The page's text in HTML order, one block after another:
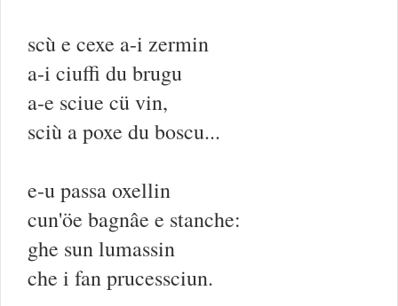
scù e cexe a-i zermin
a-i ciuffi du brugu
a-e sciue cü vin,
sciù a poxe du boscu...
e-u passa oxellin
cun'öe bagnâe e stanche:
ghe sun lumassin
che i fan prucessciun.